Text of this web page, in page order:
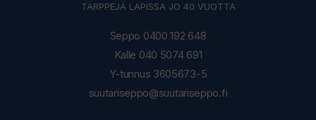
TÄRPPEJÄ LAPISSA JO 40 VUOTTA
Seppo 0400 192 648
Kalle 040 5074 691
Y-tunnus 3605673-5
suutariseppo@suutariseppo.fi